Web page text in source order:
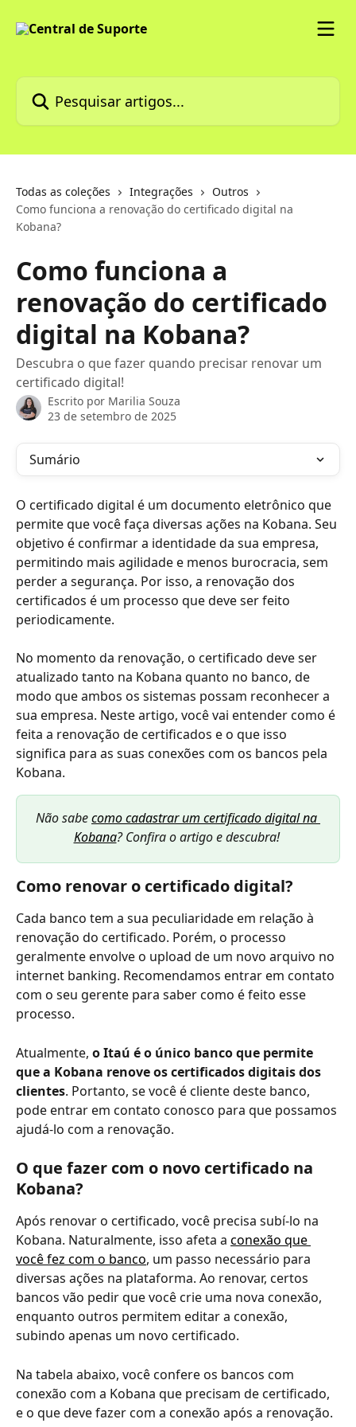
Pesquisar artigos...
Todas as coleções Integrações
Outros
Como funciona a renovação do certificado digital na
Kobana?
Como funciona a
renovação do certificado
digital na Kobana?
Descubra o que fazer quando precisar renovar um
certificado digital!
Escrito por Marilia Souza
23 de setembro de 2025
Sumário
O certificado digital é um documento eletrônico que
permite que você faça diversas ações na Kobana. Seu
objetivo é confirmar a identidade da sua empresa,
permitindo mais agilidade e menos burocracia, sem
perder a segurança. Por isso, a renovação dos
certificados é um processo que deve ser feito
periodicamente.
No momento da renovação, o certificado deve ser
atualizado tanto na Kobana quanto no banco, de
modo que ambos os sistemas possam reconhecer a
sua empresa. Neste artigo, você vai entender como é
feita a renovação de certificados e o que isso
significa para as suas conexões com os bancos pela
Kobana.
Não sabe como cadastrar um certificado digital na
Kobana? Confira o artigo e descubra!
Como renovar o certificado digital?
Cada banco tem a sua peculiaridade em relação à
renovação do certificado. Porém, o processo
geralmente envolve o upload de um novo arquivo no
internet banking. Recomendamos entrar em contato
com o seu gerente para saber como é feito esse
processo.
Atualmente, o Itaú é o único banco que permite
que a Kobana renove os certificados digitais dos
clientes. Portanto, se você é cliente deste banco,
pode entrar em contato conosco para que possamos
ajudá-lo com a renovação.
O que fazer com o novo certificado na
Kobana?
Após renovar o certificado, você precisa subí-lo na
Kobana. Naturalmente, isso afeta a conexão que
você fez com o banco, um passo necessário para
diversas ações na plataforma. Ao renovar, certos
bancos vão pedir que você crie uma nova conexão,
enquanto outros permitem editar a conexão,
subindo apenas um novo certificado.
Na tabela abaixo, você confere os bancos com
conexão com a Kobana que precisam de certificado,
e o que deve fazer com a conexão após a renovação.